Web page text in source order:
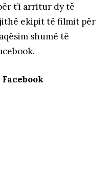
t’i arritur dy të
ekipit të filmit për
shumë të